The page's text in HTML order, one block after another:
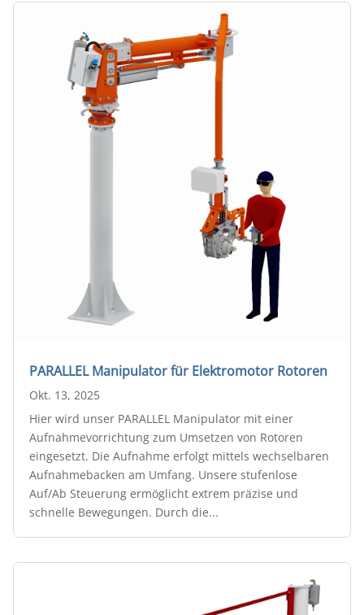
PARALLEL Manipulator für Elektromotor Rotoren
Okt. 13, 2025
Hier wird unser PARALLEL Manipulator mit einer
Aufnahmevorrichtung zum Umsetzen von Rotoren
eingesetzt. Die Aufnahme erfolgt mittels wechselbaren
Aufnahmebacken am Umfang. Unsere stufenlose
Auf/Ab Steuerung ermöglicht extrem präzise und
schnelle Bewegungen. Durch die...